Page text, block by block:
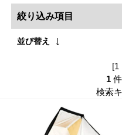
絞り込み項目
並び替え
[1
1
検索